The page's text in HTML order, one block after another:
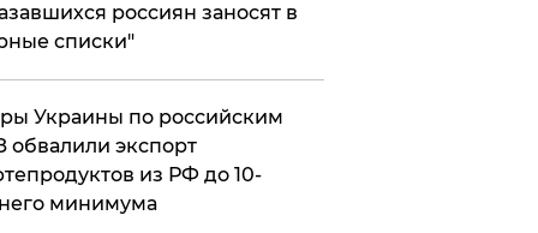
россиян заносят в
списки"
Украины по российским
обвалили экспорт
из РФ до 10-
минимума